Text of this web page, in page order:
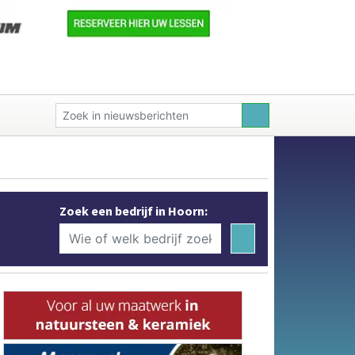
Zoek een bedrijf in Hoorn: